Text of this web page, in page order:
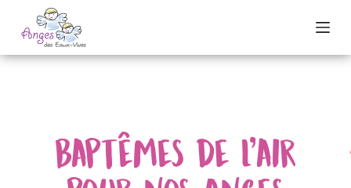
a
s
Baptêmes de l’air